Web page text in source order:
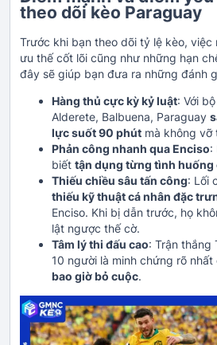
theo dõi kèo Paraguay
Trước khi bạn theo dõi tỷ lệ kèo, việc
ưu thế cốt lõi cũng như những hạn
đây sẽ giúp bạn đưa ra những đánh
Hàng thủ cực kỳ kỷ luật: Với
Alderete, Balbuena, Paraguay
lực suốt 90 phút mà không vỡ
Phản công nhanh qua Enciso:
biết tận dụng từng tình huống
Thiếu chiều sâu tấn công: Lối
thiếu kỹ thuật cá nhân đặc
Enciso. Khi bị dẫn trước, họ
lật ngược thế cờ.
Tâm lý thi đấu cao: Trận thắng
10 người là minh chứng rõ nhất
bao giờ bỏ cuộc.